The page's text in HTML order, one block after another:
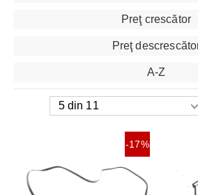
Preţ crescător
Preţ
A-Z
-17%